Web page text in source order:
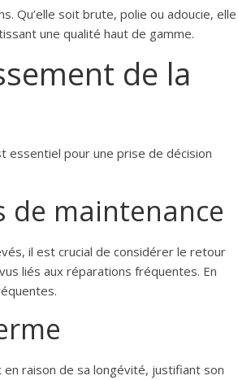
Qu’elle soit brute, polie ou adoucie, elle
une qualité haut de gamme.
de la
essentiel pour une prise de décision
de maintenance
il est crucial de considérer le retour
liés aux réparations fréquentes. En
raison de sa longévité, justifiant son